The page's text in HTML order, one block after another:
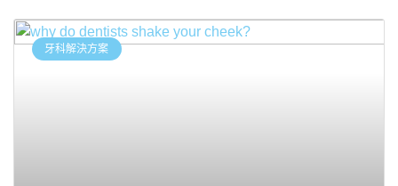
牙科解決方案